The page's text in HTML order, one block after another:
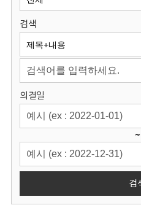
원
회
검색
의결일
~
검